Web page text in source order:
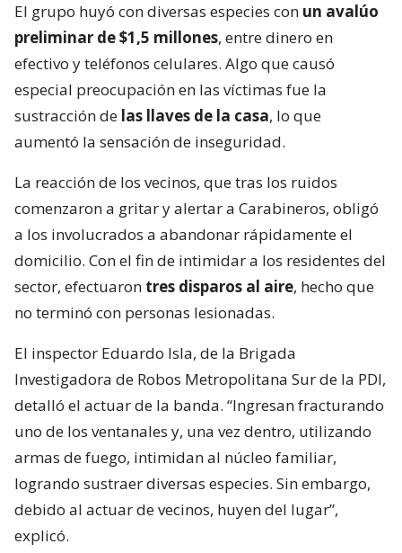
El grupo huyó con diversas especies con un avalúo
preliminar de $1,5 millones, entre dinero en
efectivo y teléfonos celulares. Algo que causó
especial preocupación en las víctimas fue la
sustracción de las llaves de la casa, lo que
aumentó la sensación de inseguridad.
La reacción de los vecinos, que tras los ruidos
comenzaron a gritar y alertar a Carabineros, obligó
a los involucrados a abandonar rápidamente el
domicilio. Con el fin de intimidar a los residentes del
sector, efectuaron tres disparos al aire, hecho que
no terminó con personas lesionadas.
El inspector Eduardo Isla, de la Brigada
Investigadora de Robos Metropolitana Sur de la PDI,
detalló el actuar de la banda. “Ingresan fracturando
uno de los ventanales y, una vez dentro, utilizando
armas de fuego, intimidan al núcleo familiar,
logrando sustraer diversas especies. Sin embargo,
debido al actuar de vecinos, huyen del lugar”,
explicó.